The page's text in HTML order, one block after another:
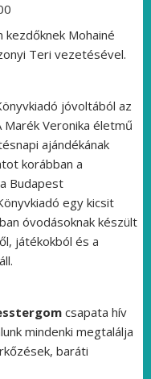
Mohainé
Teri vezetésével.
jóvoltából az
Veronika életmű
ajándékának
korábban a
Budapest
egy kicsit
óvodásoknak készült
játékokból és a
csapata hív
mindenki megtalálja
baráti